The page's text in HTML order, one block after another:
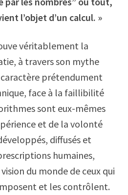
l’objet d’un calcul. »
véritablement la
à travers son mythe
prétendument
face à la faillibilité
sont eux-mêmes
et de la volonté
diffusés et
humaines,
du monde de ceux qui
et les contrôlent.